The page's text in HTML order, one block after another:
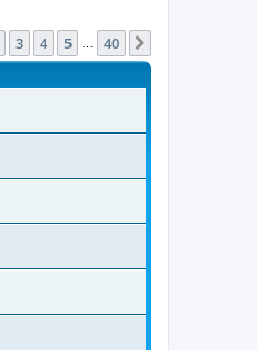
de 40
3 4 5 40